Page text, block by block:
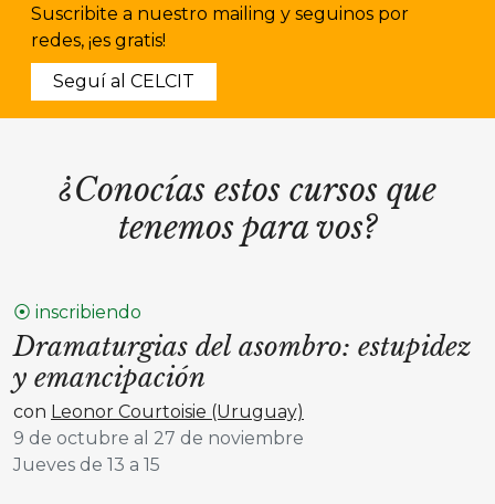
Suscribite a nuestro mailing y seguinos por
redes, ¡es gratis!
Seguí al CELCIT
¿Conocías estos cursos que
tenemos para vos?
⦿ inscribiendo
Dramaturgias del asombro: estupidez
y emancipación
con Leonor Courtoisie (Uruguay)
9 de octubre al 27 de noviembre
Jueves de 13 a 15